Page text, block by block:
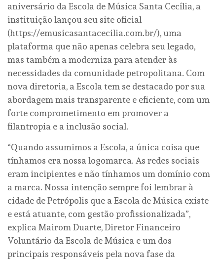
aniversário da Escola de Música Santa Cecília, a
instituição lançou seu site oficial
(https://emusicasantacecilia.com.br/), uma
plataforma que não apenas celebra seu legado,
mas também a moderniza para atender às
necessidades da comunidade petropolitana. Com
nova diretoria, a Escola tem se destacado por sua
abordagem mais transparente e eficiente, com um
forte comprometimento em promover a
filantropia e a inclusão social.
“Quando assumimos a Escola, a única coisa que
tínhamos era nossa logomarca. As redes sociais
eram incipientes e não tínhamos um domínio com
a marca. Nossa intenção sempre foi lembrar à
cidade de Petrópolis que a Escola de Música existe
e está atuante, com gestão profissionalizada”,
explica Mairom Duarte, Diretor Financeiro
Voluntário da Escola de Música e um dos
principais responsáveis pela nova fase da